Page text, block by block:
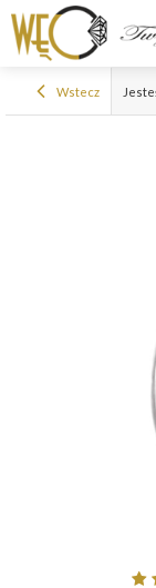
Wstecz